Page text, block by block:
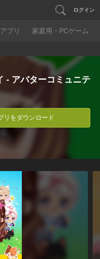
ログイン
プリ 家庭用・PCゲーム
ニテ
リをダウンロード